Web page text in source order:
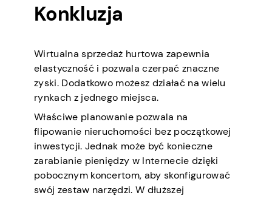
Konkluzja
Wirtualna sprzedaż hurtowa zapewnia
elastyczność i pozwala czerpać znaczne
zyski. Dodatkowo możesz działać na wielu
rynkach z jednego miejsca.
Właściwe planowanie pozwala na
flipowanie nieruchomości bez początkowej
inwestycji. Jednak może być konieczne
zarabianie pieniędzy w Internecie dzięki
pobocznym koncertom, aby skonfigurować
swój zestaw narzędzi. W dłuższej